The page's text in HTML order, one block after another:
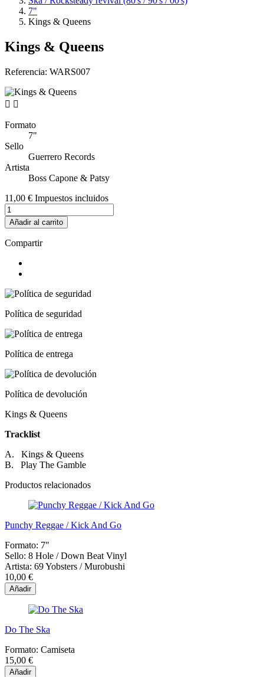
7"
Kings & Queens
Kings & Queens
Referencia: WARS007
 
Formato
7"
Sello
Guerrero Records
Artista
Boss Capone & Patsy
11,00 € Impuestos incluidos
Añadir al carrito
Compartir
Política de seguridad
Política de entrega
Política de devolución
Kings & Queens
Tracklist
A. Kings & Queens
B. Play The Gamble
Productos relacionados
Punchy Reggae / Kick And Go
Formato: 7"
Sello: 8 Hole / Down Beat Vinyl
Artista: 69 Yobsters / Murobushi
10,00 €
Añadir
Do The Ska
Formato: Camiseta
15,00 €
Añadir